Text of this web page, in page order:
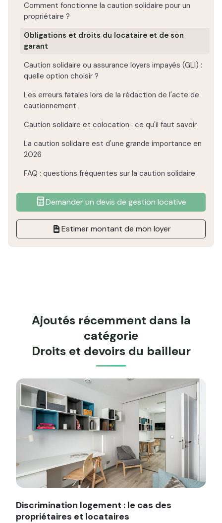
Comment fonctionne la caution solidaire pour un
propriétaire ?
Obligations et droits du locataire et de son
garant
Caution solidaire ou assurance loyers impayés (GLI) :
quelle option choisir ?
Les erreurs fatales lors de la rédaction de l'acte de
cautionnement
Caution solidaire et colocation : ce qu'il faut savoir
La caution solidaire est d'une grande importance en
2026
FAQ : questions fréquentes sur la caution solidaire
Demander un devis de gestion locative
Estimer montant de mon loyer
Ajoutés récemment dans la
catégorie
Droits et devoirs du bailleur
Image illustrant l'article "Discrimination logement : le
Discrimination logement : le cas des
propriétaires et locataires